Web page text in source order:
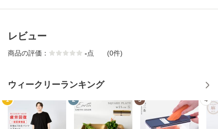
レビュー
商品の評価： -点 (0件)
ウィークリーランキング
1 2 3 4